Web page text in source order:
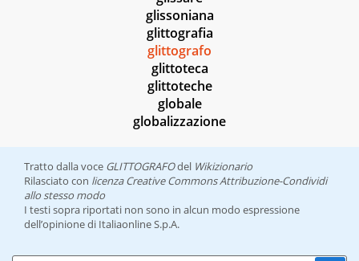
glissoniana
glittografia
glittografo
glittoteca
glittoteche
globale
globalizzazione
Tratto dalla voce GLITTOGRAFOdel Wikizionario
Rilasciato con licenza Creative Commons Attribuzione-Condividi
allo stesso modo
I testi sopra riportati non sono in alcun modo espressione
dell’opinione di Italiaonline S.p.A.